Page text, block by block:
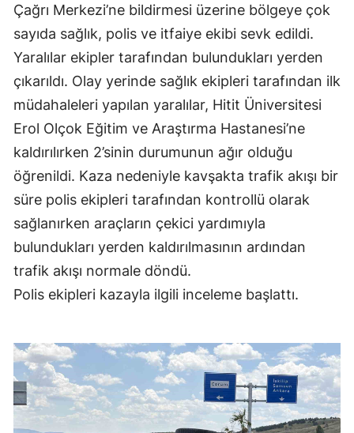
Çağrı Merkezi’ne bildirmesi üzerine bölgeye çok
sayıda sağlık, polis ve itfaiye ekibi sevk edildi.
Yaralılar ekipler tarafından bulundukları yerden
çıkarıldı. Olay yerinde sağlık ekipleri tarafından ilk
müdahaleleri yapılan yaralılar, Hitit Üniversitesi
Erol Olçok Eğitim ve Araştırma Hastanesi’ne
kaldırılırken 2’sinin durumunun ağır olduğu
öğrenildi. Kaza nedeniyle kavşakta trafik akışı bir
süre polis ekipleri tarafından kontrollü olarak
sağlanırken araçların çekici yardımıyla
bulundukları yerden kaldırılmasının ardından
trafik akışı normale döndü.
Polis ekipleri kazayla ilgili inceleme başlattı.